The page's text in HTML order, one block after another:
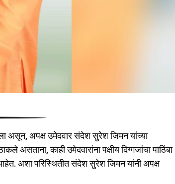
असून, अपक्ष उमेदवार संदेश सुरेश जिमन यांच्या
असताना, काही उमेदवारांना पक्षीय दिग्गजांचा पाठिंबा
अशा परिस्थितीत संदेश सुरेश जिमन यांनी अपक्ष